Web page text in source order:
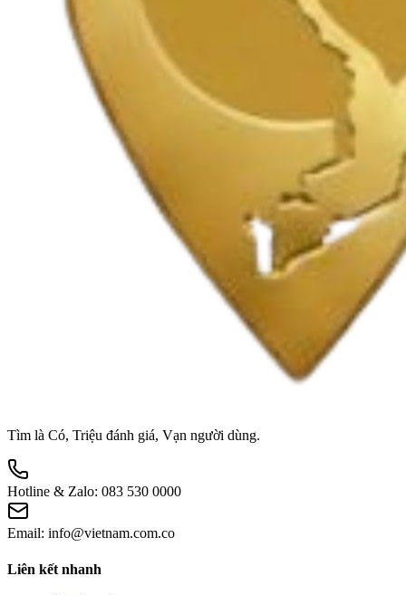
Tìm là Có, Triệu đánh giá, Vạn người dùng.
Hotline & Zalo: 083 530 0000
Email: info@vietnam.com.co
Liên kết nhanh